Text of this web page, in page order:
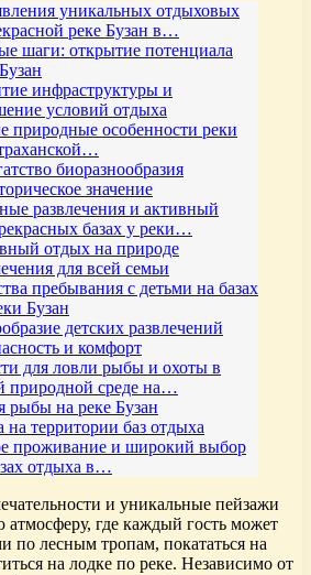
уникальных отдыховых
реке Бузан в…
шаги: открытие потенциала
инфраструктуры и
условий отдыха
природные особенности реки
биоразнообразия
значение
развлечения и активный
базах у реки…
отдых на природе
для всей семьи
пребывания с детьми на базах
Бузан
детских развлечений
и комфорт
для ловли рыбы и охоты в
природной среде на…
рыбы на реке Бузан
на территории баз отдыха
проживание и широкий выбор
отдыха в…
и уникальные пейзажи
где каждый гость может
по лесным тропам, покататься на
на лодке по реке. Независимо от